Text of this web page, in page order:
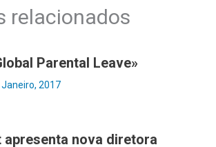
relacionados
Parental Leave»
Janeiro, 2017
nova diretora